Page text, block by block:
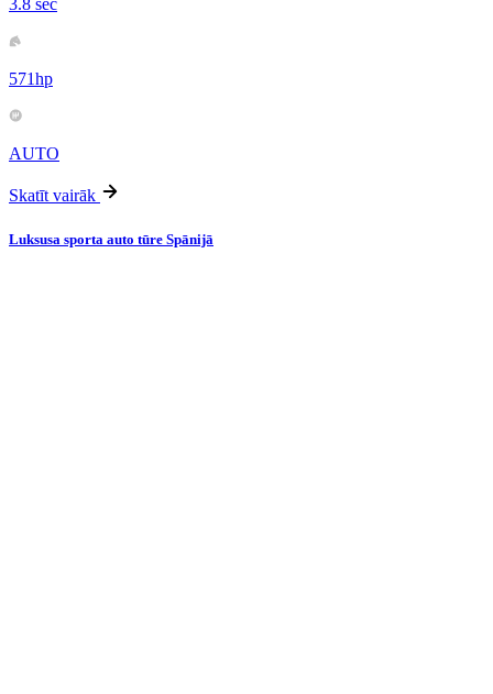
3.8 sec
571hp
AUTO
Skatīt vairāk
Luksusa sporta auto tūre Spānijā